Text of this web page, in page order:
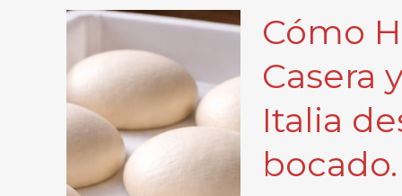
tu
está
bien
Técnica
Cómo
Casera
Italia
bocado.